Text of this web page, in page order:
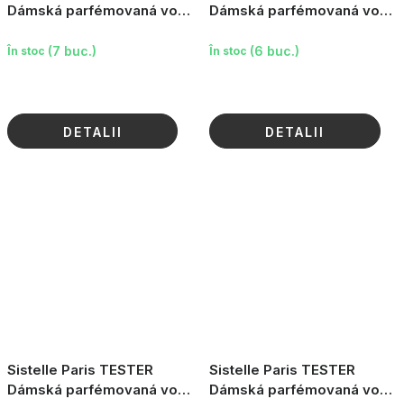
Dámská parfémovaná voda
În stoc (7 buc.)
DETALII
Dámská parfémovaná voda
În stoc (6 buc.)
DETALII
Sistelle Paris TESTER
Dámská parfémovaná voda
Sistelle Paris TESTER
Dámská parfémovaná voda